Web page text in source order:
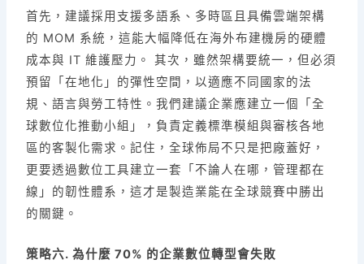
首先，建議採用支援多語系、多時區且具備雲端架構
的 MOM 系統，這能大幅降低在海外布建機房的硬體
成本與 IT 維護壓力。 其次，雖然架構要統一，但必須
預留「在地化」的彈性空間，以適應不同國家的法
規、語言與勞工特性。我們建議企業應建立一個「全
球數位化推動小組」，負責定義標準模組與審核各地
區的客製化需求。記住，全球佈局不只是把廠蓋好，
更要透過數位工具建立一套「不論人在哪，管理都在
線」的韌性體系，這才是製造業能在全球競賽中勝出
的關鍵。
策略六. 為什麼 70% 的企業數位轉型會失敗